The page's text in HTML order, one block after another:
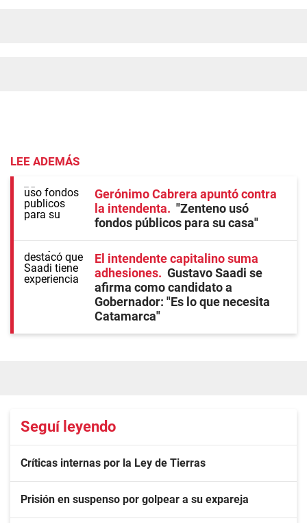
LEE ADEMÁS
Gerónimo Cabrera apuntó contra
la intendenta
"Zenteno usó
fondos públicos para su casa"
El intendente capitalino suma
adhesiones
Gustavo Saadi se
afirma como candidato a
Gobernador: "Es lo que necesita
Catamarca"
Seguí leyendo
Críticas internas por la Ley de Tierras
Prisión en suspenso por golpear a su expareja